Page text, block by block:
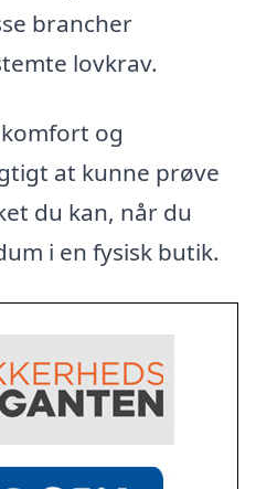
brancher
lovkrav.
og
at kunne prøve
du kan, når du
i en fysisk butik.